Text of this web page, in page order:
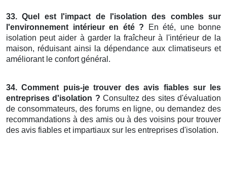
33. Quel est l'impact de l'isolation des combles sur
l'environnement intérieur en été ? En été, une bonne
isolation peut aider à garder la fraîcheur à l'intérieur de la
maison, réduisant ainsi la dépendance aux climatiseurs et
améliorant le confort général.
34. Comment puis-je trouver des avis fiables sur les
entreprises d'isolation ? Consultez des sites d'évaluation
de consommateurs, des forums en ligne, ou demandez des
recommandations à des amis ou à des voisins pour trouver
des avis fiables et impartiaux sur les entreprises d'isolation.